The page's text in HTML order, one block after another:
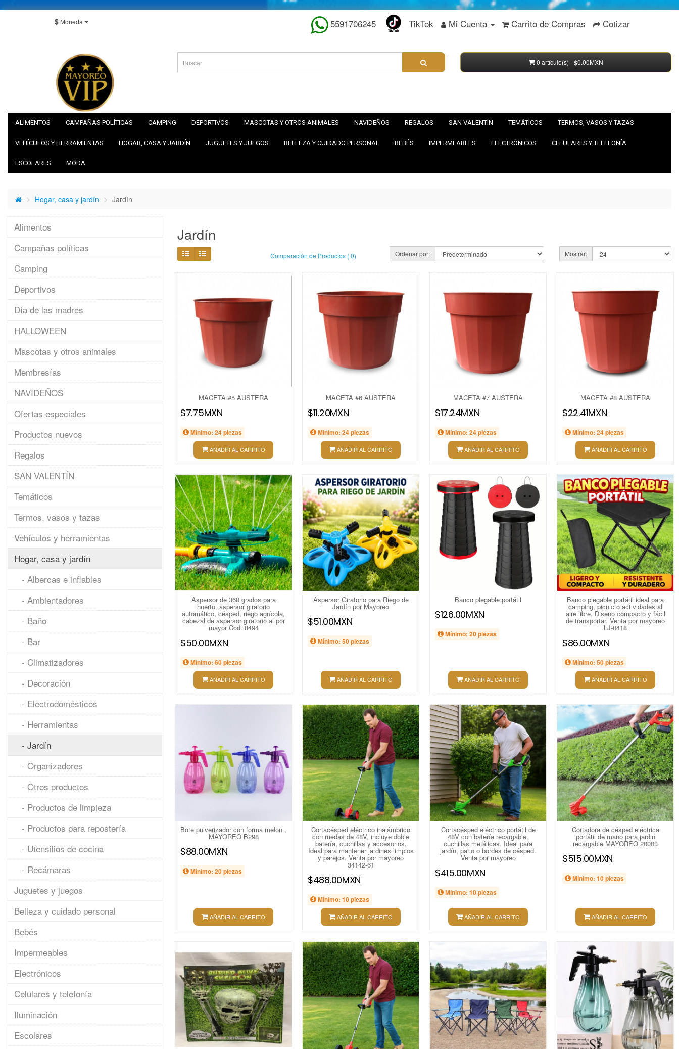
$ Moneda 5591706245 TikTok Mi Cuenta Carrito de Compras Cotizar
0 artículo(s) - $0.00MXN
ALIMENTOS CAMPAÑAS POLÍTICAS CAMPING DEPORTIVOS MASCOTAS Y OTROS ANIMALES NAVIDEÑOS REGALOS SAN VALENTÍN TEMÁTICOS TERMOS, VASOS Y TAZAS
VEHÍCULOS Y HERRAMIENTAS HOGAR, CASA Y JARDÍN JUGUETES Y JUEGOS BELLEZA Y CUIDADO PERSONAL BEBÉS IMPERMEABLES ELECTRÓNICOS CELULARES Y TELEFONÍA
ESCOLARES MODA
Hogar, casa y jardín Jardín
Alimentos
Campañas políticas
Camping
Deportivos
Día de las madres
HALLOWEEN
Mascotas y otros animales
Membresías
NAVIDEÑOS
Ofertas especiales
Productos nuevos
Regalos
SAN VALENTÍN
Temáticos
Termos, vasos y tazas
Vehículos y herramientas
Hogar, casa y jardín
- Albercas e inflables
- Ambientadores
- Baño
- Bar
- Climatizadores
- Decoración
- Electrodomésticos
- Herramientas
- Jardín
- Organizadores
- Otros productos
- Productos de limpieza
- Productos para repostería
- Utensilios de cocina
- Recámaras
Juguetes y juegos
Belleza y cuidado personal
Bebés
Impermeables
Electrónicos
Celulares y telefonía
Iluminación
Escolares
Jardín
Comparación de Productos ( 0) Ordenar por: Mostrar:
MACETA #5 AUSTERA
$7.75MXN
Mínimo: 24 piezas
AÑADIR AL CARRITO
MACETA #6 AUSTERA
$11.20MXN
Mínimo: 24 piezas
AÑADIR AL CARRITO
MACETA #7 AUSTERA
$17.24MXN
Mínimo: 24 piezas
AÑADIR AL CARRITO
MACETA #8 AUSTERA
$22.41MXN
Mínimo: 24 piezas
AÑADIR AL CARRITO
Aspersor de 360 ​​​​grados para
huerto, aspersor giratorio
automático, césped, riego agrícola,
cabezal de aspersor giratorio al por
mayor Cod. 8494
$50.00MXN
Mínimo: 60 piezas
AÑADIR AL CARRITO
Aspersor Giratorio para Riego de
Jardín por Mayoreo
$51.00MXN
Mínimo: 50 piezas
AÑADIR AL CARRITO
Banco plegable portátil
$126.00MXN
Mínimo: 20 piezas
AÑADIR AL CARRITO
Banco plegable portátil ideal para
camping, picnic o actividades al
aire libre. Diseño compacto y fácil
de transportar. Venta por mayoreo
LJ-0418
$86.00MXN
Mínimo: 50 piezas
AÑADIR AL CARRITO
Bote pulverizador con forma melon ,
MAYOREO B298
$88.00MXN
Mínimo: 20 piezas
AÑADIR AL CARRITO
Cortacésped eléctrico inalámbrico
con ruedas de 48V, incluye doble
batería, cuchillas y accesorios.
Ideal para mantener jardines limpios
y parejos. Venta por mayoreo
34142-61
$488.00MXN
Mínimo: 10 piezas
AÑADIR AL CARRITO
Cortacésped eléctrico portátil de
48V con batería recargable,
cuchillas metálicas. Ideal para
jardín, patio o bordes de césped.
Venta por mayoreo
$415.00MXN
Mínimo: 10 piezas
AÑADIR AL CARRITO
Cortadora de césped eléctrica
portátil de mano para jardin
recargable MAYOREO 20003
$515.00MXN
Mínimo: 10 piezas
AÑADIR AL CARRITO